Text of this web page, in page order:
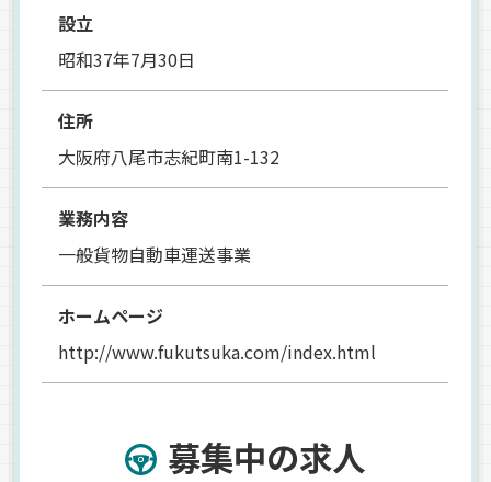
設立
昭和37年7月30日
住所
大阪府八尾市志紀町南1-132
業務内容
一般貨物自動車運送事業
ホームページ
http://www.fukutsuka.com/index.html
募集中の求人